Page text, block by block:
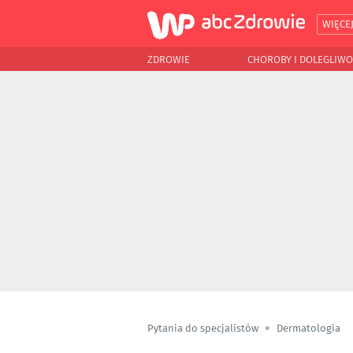
WIĘCEJ
ZDROWIE CHOROBY I
Pytania do specjalistów Dermatologia